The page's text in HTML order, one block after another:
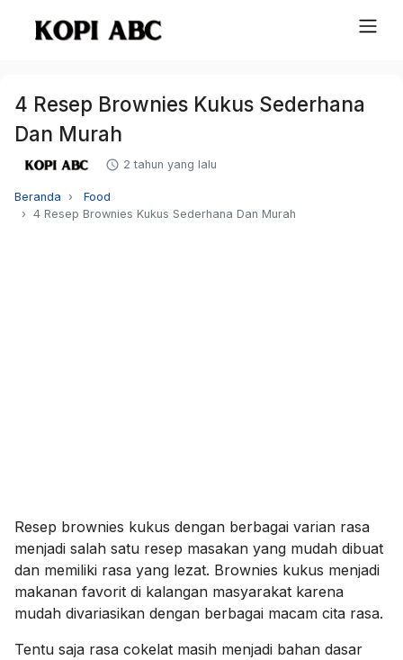
4 Resep Brownies Kukus Sederhana
Dan Murah
2 tahun yang lalu
Beranda
Food
4 Resep Brownies Kukus Sederhana Dan Murah
Resep brownies kukus dengan berbagai varian rasa
menjadi salah satu resep masakan yang mudah dibuat
dan memiliki rasa yang lezat. Brownies kukus menjadi
makanan favorit di kalangan masyarakat karena
mudah divariasikan dengan berbagai macam cita rasa.
Tentu saja rasa cokelat masih menjadi bahan dasar